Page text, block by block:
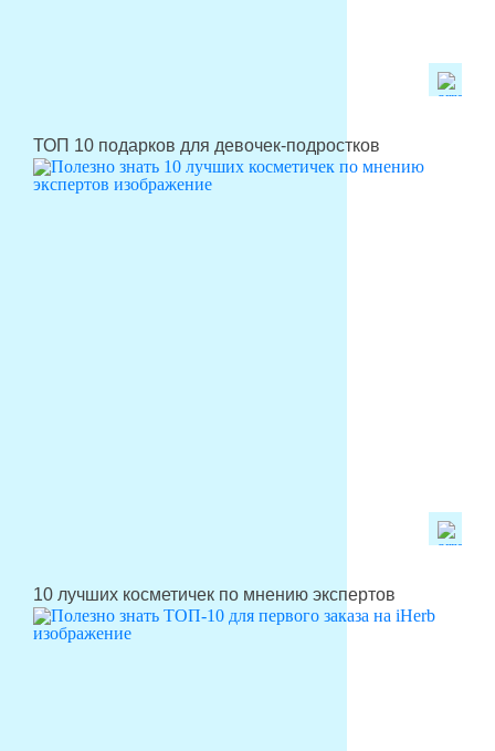
ТОП 10 подарков для девочек-подростков
10 лучших косметичек по мнению экспертов